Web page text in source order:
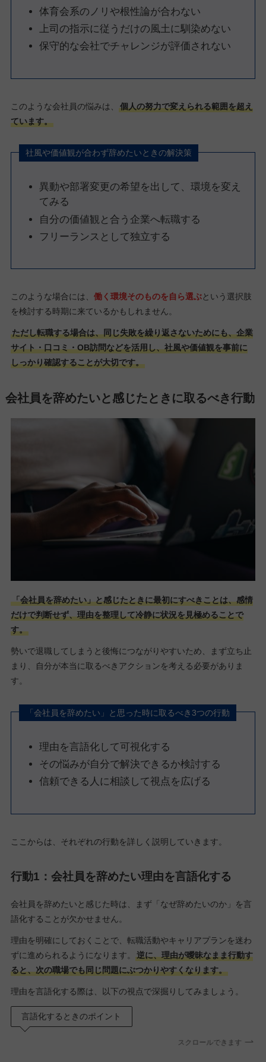
体育会系のノリや根性論が合わない
上司の指示に従うだけの風土に馴染めない
保守的な会社でチャレンジが評価されない
このような会社員の悩みは、
個人の努力で変えられる範囲を超え
ています。
社風や価値観が合わず辞めたいときの解決策
異動や部署変更の希望を出して、環境を変え
てみる
自分の価値観と合う企業へ転職する
フリーランスとして独立する
このような場合には、 働く環境そのものを自ら選ぶという選択肢
を検討する時期に来ているかもしれません。
ただし転職する場合は、同じ失敗を繰り返さないためにも、企業
サイト・口コミ・OB訪問などを活用し、社風や価値観を事前に
しっかり確認することが大切です。
会社員を辞めたいと感じたときに取るべき行動
「会社員を辞めたい」と感じたときに最初にすべきことは、感情
だけで判断せず、理由を整理して冷静に状況を見極めることで
す。
勢いで退職してしまうと後悔につながりやすいため、まず立ち止
まり、自分が本当に取るべきアクションを考える必要がありま
す。
「会社員を辞めたい」と思った時に取るべき3つの行動
理由を言語化して可視化する
その悩みが自分で解決できるか検討する
信頼できる人に相談して視点を広げる
ここからは、それぞれの行動を詳しく説明していきます。
行動1：会社員を辞めたい理由を言語化する
会社員を辞めたいと感じた時は、まず「なぜ辞めたいのか」を言
語化することが欠かせません。
理由を明確にしておくことで、転職活動やキャリアプランを迷わ
ずに進められるようになります。
逆に、理由が曖昧なまま行動す
ると、次の職場でも同じ問題にぶつかりやすくなります。
理由を言語化する際は、以下の視点で深掘りしてみましょう。
言語化するときのポイント
スクロールできます